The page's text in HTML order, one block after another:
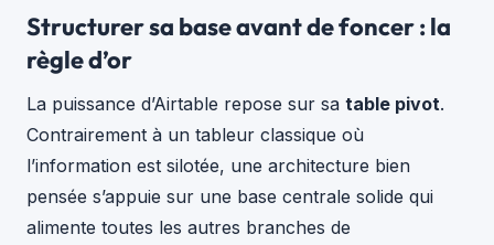
Structurer sa base avant de foncer : la
règle d’or
La puissance d’Airtable repose sur sa table pivot.
Contrairement à un tableur classique où
l’information est silotée, une architecture bien
pensée s’appuie sur une base centrale solide qui
alimente toutes les autres branches de